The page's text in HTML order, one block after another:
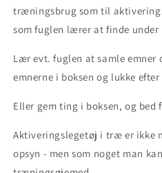
træningsbrug som til
som fuglen lærer at finde under
Lær evt. fuglen at samle emner
emnerne i boksen og lukke efter
Eller gem ting i boksen, og
Aktiveringslegetøj i træ er ikke
opsyn - men som noget man